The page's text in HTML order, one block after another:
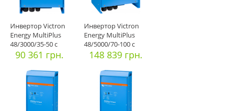
Инвертор Victron
Energy MultiPlus
48/3000/35-50 с
функцией И
90 361 грн.
Инвертор Victron
Energy MultiPlus
48/5000/70-100 с
функцией
148 839 грн.